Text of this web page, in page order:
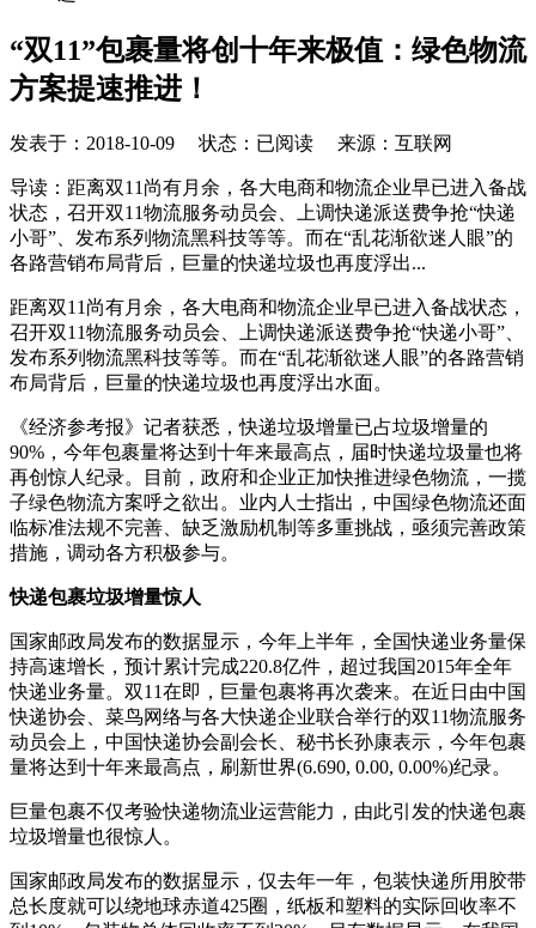
“双11”包裹量将创十年来极值：绿色物流
方案提速推进！
发表于： 2018-10-09 状态：已阅读 来源：互联网
导读：距离双11尚有月余，各大电商和物流企业早已进入备战
状态，召开双11物流服务动员会、上调快递派送费争抢“快递
小哥”、发布系列物流黑科技等等。而在“乱花渐欲迷人眼”的
各路营销布局背后，巨量的快递垃圾也再度浮出...
距离双11尚有月余，各大电商和物流企业早已进入备战状态，
召开双11物流服务动员会、上调快递派送费争抢“快递小哥”、
发布系列物流黑科技等等。而在“乱花渐欲迷人眼”的各路营销
布局背后，巨量的快递垃圾也再度浮出水面。
《经济参考报》记者获悉，快递垃圾增量已占垃圾增量的
90%，今年包裹量将达到十年来最高点，届时快递垃圾量也将
再创惊人纪录。目前，政府和企业正加快推进绿色物流，一揽
子绿色物流方案呼之欲出。业内人士指出，中国绿色物流还面
临标准法规不完善、缺乏激励机制等多重挑战，亟须完善政策
措施，调动各方积极参与。
快递包裹垃圾增量惊人
国家邮政局发布的数据显示，今年上半年，全国快递业务量保
持高速增长，预计累计完成220.8亿件，超过我国2015年全年
快递业务量。双11在即，巨量包裹将再次袭来。在近日由中国
快递协会、菜鸟网络与各大快递企业联合举行的双11物流服务
动员会上，中国快递协会副会长、秘书长孙康表示，今年包裹
量将达到十年来最高点，刷新世界(6.690, 0.00, 0.00%)纪录。
巨量包裹不仅考验快递物流业运营能力，由此引发的快递包裹
垃圾增量也很惊人。
国家邮政局发布的数据显示，仅去年一年，包装快递所用胶带
总长度就可以绕地球赤道425圈，纸板和塑料的实际回收率不